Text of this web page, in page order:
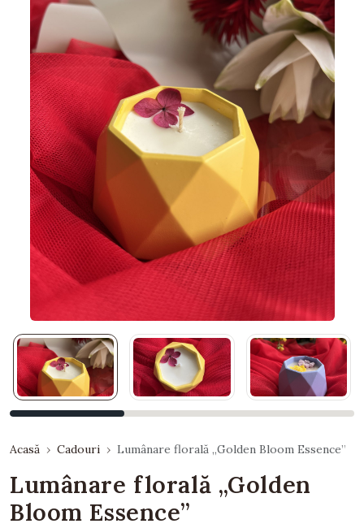
Acasă Cadouri Lumânare florală „Golden Bloom Essence”
Lumânare florală „Golden
Bloom Essence”